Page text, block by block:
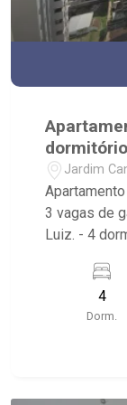
cidade -
Boa Vista,
cobertas
Jardim
3 vagas de
Luiz. - 4 dormitórios, sendo 2 suítes. A suíte
Living amplo 2
Banheiro
4
Dorm.